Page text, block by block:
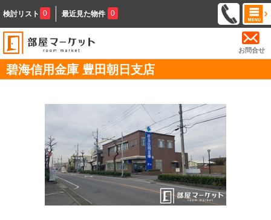
検討リスト 0 最近見た物件 0
お問合せ
碧海信用金庫 豊田朝日支店